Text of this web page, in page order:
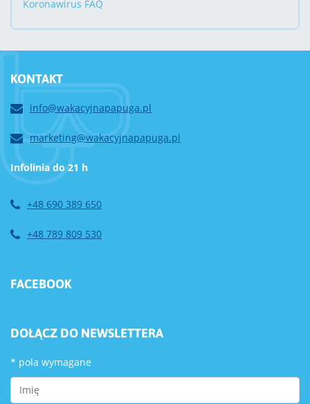
Koronawirus FAQ
KONTAKT
info@wakacyjnapapuga.pl
marketing@wakacyjnapapuga.pl
Infolinia do 21 h
+48 690 389 650
+48 789 809 530
FACEBOOK
DOŁĄCZ DO NEWSLETTERA
* pola wymagane
First Name